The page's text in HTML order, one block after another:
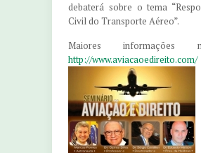
debaterá sobre o tema
Civil do Transporte Aéreo”.
Maiores
http://www.aviacaoedireito.com/